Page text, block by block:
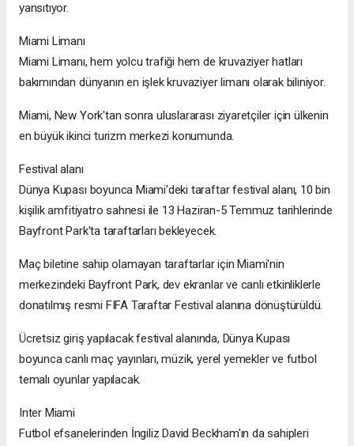
yansıtıyor.
Miami Limanı
Miami Limanı, hem yolcu trafiği hem de kruvaziyer hatları
bakımından dünyanın en işlek kruvaziyer limanı olarak biliniyor.
Miami, New York'tan sonra uluslararası ziyaretçiler için ülkenin
en büyük ikinci turizm merkezi konumunda.
Festival alanı
Dünya Kupası boyunca Miami'deki taraftar festival alanı, 10 bin
kişilik amfitiyatro sahnesi ile 13 Haziran-5 Temmuz tarihlerinde
Bayfront Park'ta taraftarları bekleyecek.
Maç biletine sahip olamayan taraftarlar için Miami'nin
merkezindeki Bayfront Park, dev ekranlar ve canlı etkinliklerle
donatılmış resmi FIFA Taraftar Festival alanına dönüştürüldü.
Ücretsiz giriş yapılacak festival alanında, Dünya Kupası
boyunca canlı maç yayınları, müzik, yerel yemekler ve futbol
temalı oyunlar yapılacak.
Inter Miami
Futbol efsanelerinden İngiliz David Beckham'ın da sahipleri